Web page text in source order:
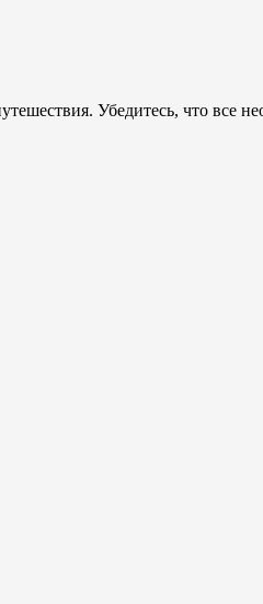
Убедитесь, что все